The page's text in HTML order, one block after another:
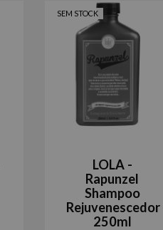
SEM STOCK
LOLA -
Rapunzel
Shampoo
Rejuvenescedor
250ml